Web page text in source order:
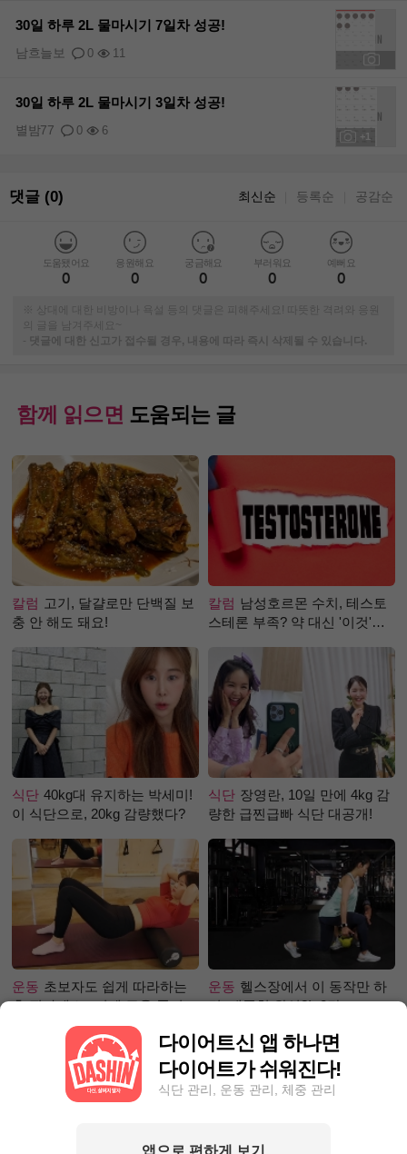
30일 하루 2L 물마시기 7일차 성공!
0 11
남흐늘보
+1
30일 하루 2L 물마시기 3일차 성공!
0 6
별밤77
댓글 (0) 최신순 등록순 공감순
도움됐어요
0
응원해요
0
궁금해요
0
부러워요
0
예뻐요
0
※ 상대에 대한 비방이나 욕설 등의 댓글은 피해주세요! 따뜻한 격려와 응원
의 글을 남겨주세요~
-
댓글에 대한 신고가 접수될 경우, 내용에 따라 즉시 삭제될 수 있습니다.
함께 읽으면 도움되는 글
칼럼 고기, 달걀로만 단백질 보
충 안 해도 돼요!
칼럼 남성호르몬 수치, 테스토
스테론 부족? 약 대신 '이것'으
식단 40kg대 유지하는 박세미!
이 식단으로, 20kg 감량했다?
식단 장영란, 10일 만에 4kg 감
량한 급찐급빠 식단 대공개!
운동 초보자도 쉽게 따라하는
홈 필라테스 –어깨 근육 풀어주
운동 헬스장에서 이 동작만 하
면, 애플힙 완성?! -2탄-
다이어트신 앱 하나면
다이어트가 쉬워진다!
식단 관리, 운동 관리, 체중 관리
앱으로 편하게 보기